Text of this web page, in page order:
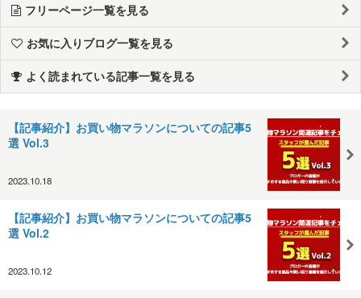
フリーページ一覧を見る
お気に入りブログ一覧を見る
よく読まれている記事一覧を見る
【記事紹介】お買い物マラソンについての記事5
選 Vol.3
2023.10.18
【記事紹介】お買い物マラソンについての記事5
選 Vol.2
2023.10.12